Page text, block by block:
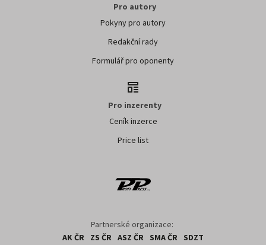
Pro autory
Pokyny pro autory
Redakční rady
Formulář pro oponenty
Pro inzerenty
Ceník inzerce
Price list
Partnerské organizace:
AK ČR
ZS ČR ASZ ČR SMA ČR SDZT